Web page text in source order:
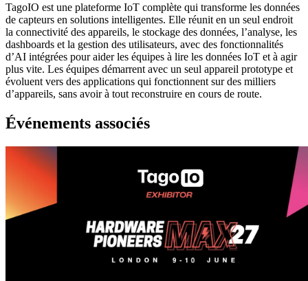
TagoIO est une plateforme IoT complète qui transforme les données
de capteurs en solutions intelligentes. Elle réunit en un seul endroit
la connectivité des appareils, le stockage des données, l’analyse, les
dashboards et la gestion des utilisateurs, avec des fonctionnalités
d’AI intégrées pour aider les équipes à lire les données IoT et à agir
plus vite. Les équipes démarrent avec un seul appareil prototype et
évoluent vers des applications qui fonctionnent sur des milliers
d’appareils, sans avoir à tout reconstruire en cours de route.
Événements associés